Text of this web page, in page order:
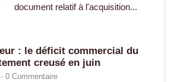
document relatif à l'acquisition...
: le déficit commercial du
creusé en juin
0 Commentaire